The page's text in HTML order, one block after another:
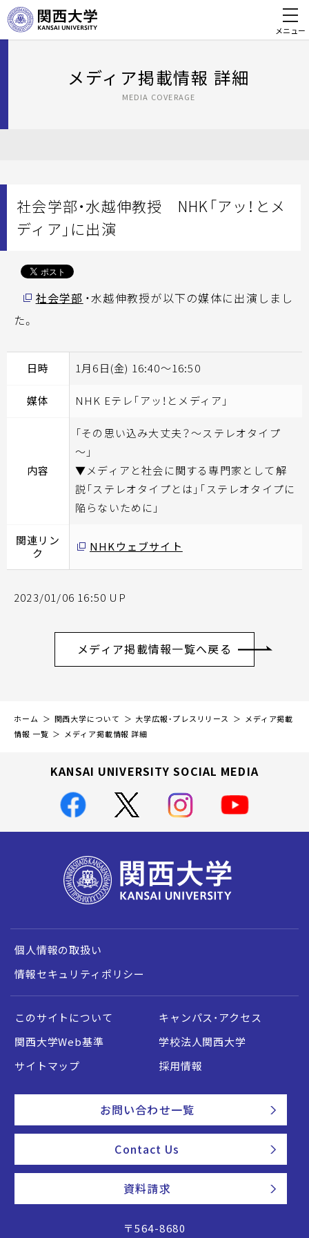
メニュー
メディア掲載情報 詳細
MEDIA COVERAGE
社会学部・水越伸教授 NHK「アッ！とメ
ディア」に出演
社会学部 ・水越伸教授が以下の媒体に出演しまし
た。
日時 1月6日(金) 16:40～16:50
媒体 NHK Eテレ「アッ！とメディア」
内容
「その思い込み大丈夫？～ステレオタイプ
～」
▼メディアと社会に関する専門家として解
説「ステレオタイプとは」「ステレオタイプに
陥らないために」
関連リン
ク
NHKウェブサイト
2023/01/06 16:50 UP
メディア掲載情報一覧へ戻る
ホーム 関西大学について 大学広報・プレスリリース
メディア掲載
情報 一覧
メディア掲載情報 詳細
KANSAI UNIVERSITY SOCIAL MEDIA
個人情報の取扱い
情報セキュリティポリシー
このサイトについて
キャンパス・アクセス
関西大学Web基準
学校法人関西大学
サイトマップ
採用情報
お問い合わせ一覧
Contact Us
資料請求
〒564-8680